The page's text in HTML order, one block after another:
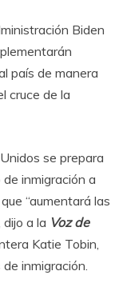
Biden
país de manera
cruce de la
se prepara
inmigración a
“aumentará las
a la Voz de
Katie Tobin,
inmigración.